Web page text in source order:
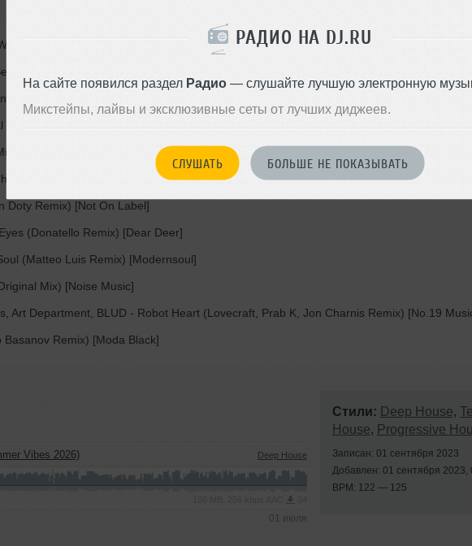
РАДИО НА DJ.RU
На сайте появился раздел Радио— слушайте лучшую электронную
Микстейпы, лайвы и эксклюзивные сеты от лучших диджеев.
СЛУШАТЬ БОЛЬШЕ НЕ ПОКАЗЫВАТЬ
feat. Lizwi (Original Mix) [MoBlack Records]
Devant Remix) [RADIANT.]
Mix) [Kindisch]
[Knee Deep In Sound]
[Blaufield Music]
(Original Mix) [Connected Frontline]
Doty Remix) [Not On Label]
(Donatello Remix) [Dear Deer]
(Matteo Luis Remix) [Modernsoul]
Mix) [Noise Music]
Art Department, BLUD - Robot Heart (Lovecraft, Prab K, Jon Charnis Remix) [No.19
Remix) [Moda Black]
Vibes 2026) Deep House
01 июля
Стили: Deep House,
House, Progressive
Записан: 01 сентября 2023
Добавлен: 01 сентября 2023,
BPM: 122 — 125